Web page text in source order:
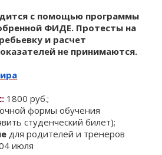
с помощью программы
ФИДЕ. Протесты на
и расчет
не принимаются.
1800 руб.;
формы обучения
студенческий билет);
для родителей и тренеров
июля